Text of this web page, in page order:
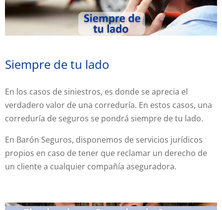
Siempre de tu lado
En los casos de siniestros, es donde se aprecia el
verdadero valor de una correduría. En estos casos, una
correduría de seguros se pondrá siempre de tu lado.
En Barón Seguros, disponemos de servicios jurídicos
propios en caso de tener que reclamar un derecho de
un cliente a cualquier compañía aseguradora.